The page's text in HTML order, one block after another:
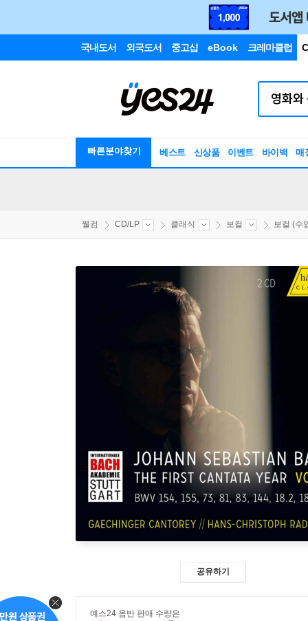
국내도서 외국도서 중고샵 eBook 크레마클럽
빠른분야찾기 베스트 신상품 이벤트 바이백 매
웰컴 CD/LP 클래식 보컬 보컬 (수
공유하기
예스24 음반 판매 수량은